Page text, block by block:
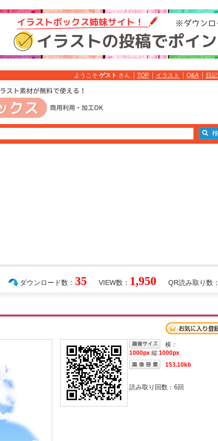
ようこそ ゲスト さん TOP イラスト Q&A 日記
QR読み取り数：
VIEW数： 1,950
ダウンロード数： 35
横：
1000px 縦:1000px
153.10kb
読み取り回数： 6回